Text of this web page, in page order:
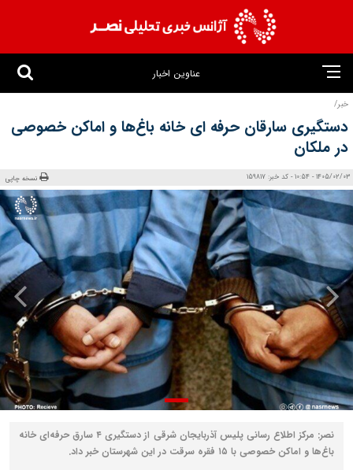
عناوین اخبار
خبر/
دستگیری سارقان حرفه ای خانه باغ‌ها و اماکن خصوصی
در ملکان
1405/02/03 - 10:54 - کد خبر: 159817 نسخه چاپی
نصر: مرکز اطلاع رسانی پلیس آذربایجان شرقی از دستگیری ۴ سارق حرفه‌ای خانه
باغ‌ها و اماکن خصوصی با ۱۵ فقره سرقت در این شهرستان خبر داد.